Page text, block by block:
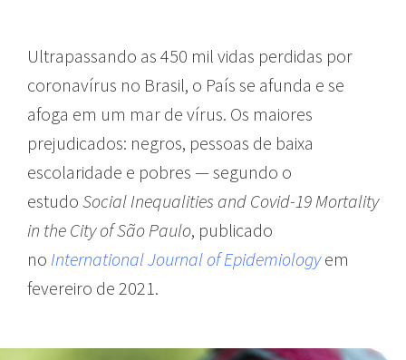
Ultrapassando as 450 mil vidas perdidas por
coronavírus no Brasil, o País se afunda e se
afoga em um mar de vírus. Os maiores
prejudicados: negros, pessoas de baixa
escolaridade e pobres — segundo o
estudo Social Inequalities and Covid-19 Mortality
in the City of São Paulo, publicado
no International Journal of Epidemiology em
fevereiro de 2021.